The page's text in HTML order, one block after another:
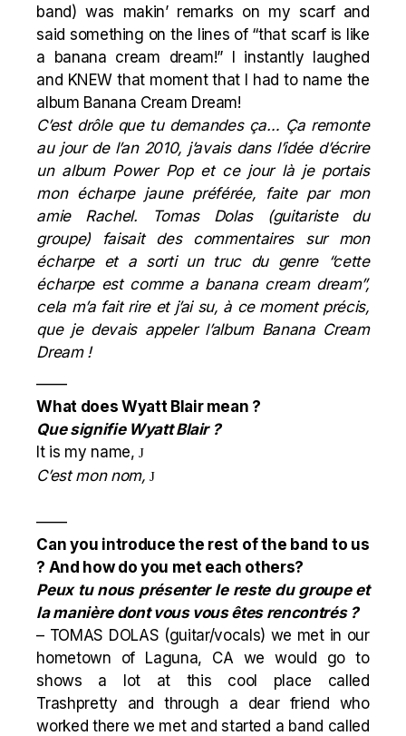
band) was makin’ remarks on my scarf and
said something on the lines of “that scarf is like
a banana cream dream!” I instantly laughed
and KNEW that moment that I had to name the
album Banana Cream Dream!
C’est drôle que tu demandes ça… Ça remonte
au jour de l’an 2010, j’avais dans l’idée d’écrire
un album Power Pop et ce jour là je portais
mon écharpe jaune préférée, faite par mon
amie Rachel. Tomas Dolas (guitariste du
groupe) faisait des commentaires sur mon
écharpe et a sorti un truc du genre “cette
écharpe est comme a banana cream dream”,
cela m’a fait rire et j’ai su, à ce moment précis,
que je devais appeler l’album Banana Cream
Dream !
——
What does Wyatt Blair mean ?
Que signifie Wyatt Blair ?
It is my name,J
C’est mon nom,J
——
Can you introduce the rest of the band to us
? And how do you met each others?
Peux tu nous présenter le reste du groupe et
la manière dont vous vous êtes rencontrés ?
– TOMAS DOLAS (guitar/vocals) we met in our
hometown of Laguna, CA we would go to
shows a lot at this cool place called
Trashpretty and through a dear friend who
worked there we met and started a band called